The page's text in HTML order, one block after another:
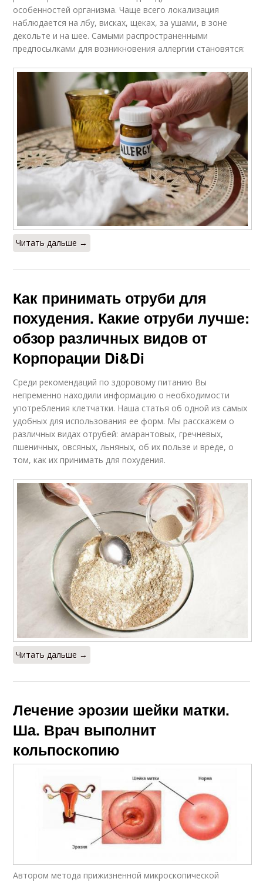
особенностей организма. Чаще всего локализация
наблюдается на лбу, висках, щеках, за ушами, в зоне
декольте и на шее. Самыми распространенными
предпосылками для возникновения аллергии становятся:
Читать дальше →
Как принимать отруби для
похудения. Какие отруби лучше:
обзор различных видов от
Корпорации Di&Di
Среди рекомендаций по здоровому питанию Вы
непременно находили информацию о необходимости
употребления клетчатки. Наша статья об одной из самых
удобных для использования ее форм. Мы расскажем о
различных видах отрубей: амарантовых, гречневых,
пшеничных, овсяных, льняных, об их пользе и вреде, о
том, как их принимать для похудения.
Читать дальше →
Лечение эрозии шейки матки.
Ша. Врач выполнит
кольпоскопию
Автором метода прижизненной микроскопической